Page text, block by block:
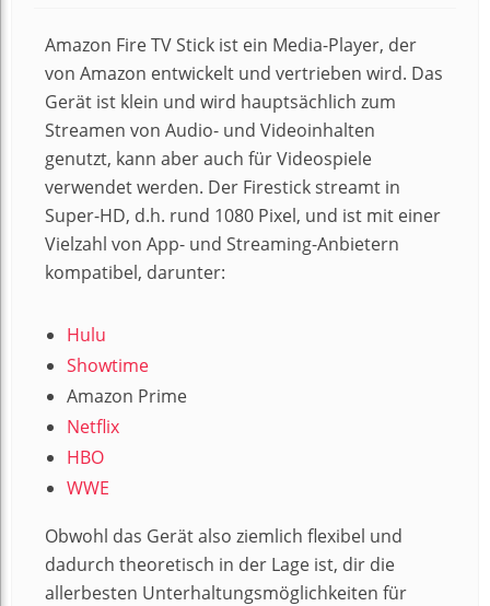
Amazon Fire TV Stick ist ein Media-Player, der
von Amazon entwickelt und vertrieben wird. Das
Gerät ist klein und wird hauptsächlich zum
Streamen von Audio- und Videoinhalten
genutzt, kann aber auch für Videospiele
verwendet werden. Der Firestick streamt in
Super-HD, d.h. rund 1080 Pixel, und ist mit einer
Vielzahl von App- und Streaming-Anbietern
kompatibel, darunter:
Hulu
Showtime
Amazon Prime
Netflix
HBO
WWE
Obwohl das Gerät also ziemlich flexibel und
dadurch theoretisch in der Lage ist, dir die
allerbesten Unterhaltungsmöglichkeiten für